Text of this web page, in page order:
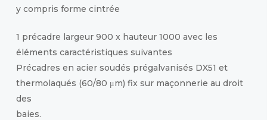
y compris forme cintrée
1 précadre largeur 900 x hauteur 1000 avec les
éléments caractéristiques suivantes
Précadres en acier soudés prégalvanisés DX51 et
thermolaqués (60/80 μm) fix sur maçonnerie au droit
des
baies.